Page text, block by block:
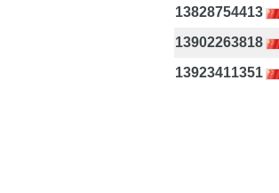
13828754413
13902263818
13923411351